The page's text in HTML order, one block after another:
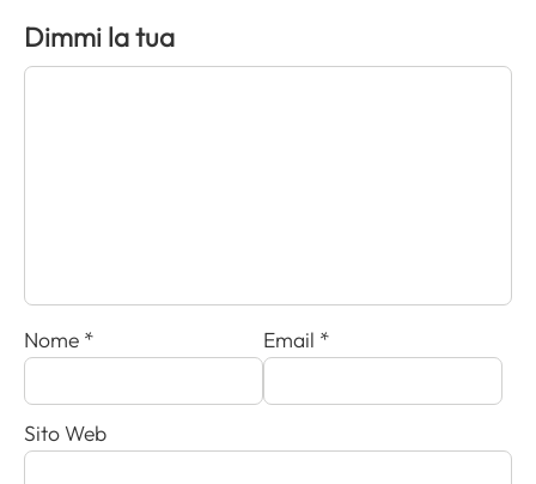
Dimmi la tua
Nome * Email *
Sito Web